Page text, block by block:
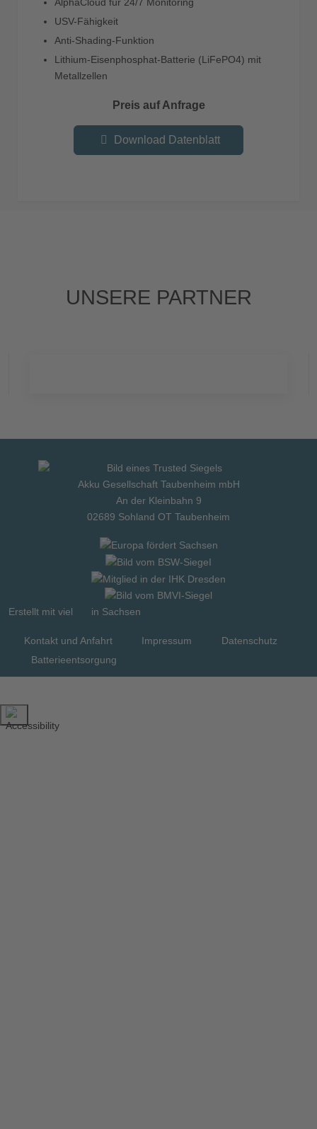
AlphaCloud für 24/7 Monitoring
USV-Fähigkeit
Anti-Shading-Funktion
Lithium-Eisenphosphat-Batterie (LiFePO4) mit
Metallzellen
Preis auf Anfrage
Download Datenblatt
UNSERE PARTNER
Akku Gesellschaft Taubenheim mbH
An der Kleinbahn 9
02689 Sohland OT Taubenheim
Erstellt mit viel in Sachsen
Kontakt und Anfahrt Impressum
Datenschutz
Batterieentsorgung